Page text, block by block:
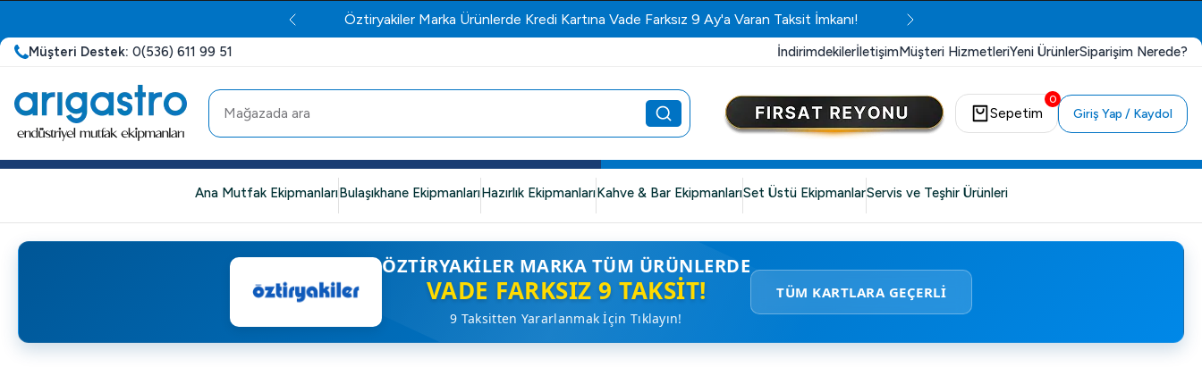
Öztiryakiler Marka Ürünlerde Kredi Kartına Vade Farksız 9 Ay'a Varan Taksit İmkanı!
Müşteri Destek: 0(536) 611 99 51 İndirimdekilerİletişimMüşteri HizmetleriYeni ÜrünlerSiparişim Nerede?
0
Sepetim Giriş Yap / Kaydol
Ana Mutfak EkipmanlarıBulaşıkhane EkipmanlarıHazırlık EkipmanlarıKahve & Bar EkipmanlarıSet Üstü EkipmanlarServis ve Teşhir Ürünleri
ÖZTIRYAKILER MARKA TÜM ÜRÜNLERDE
VADE FARKSIZ 9 TAKSIT!
9 Taksitten Yararlanmak İçin Tıklayın!
TÜM KARTLARA GEÇERLİ